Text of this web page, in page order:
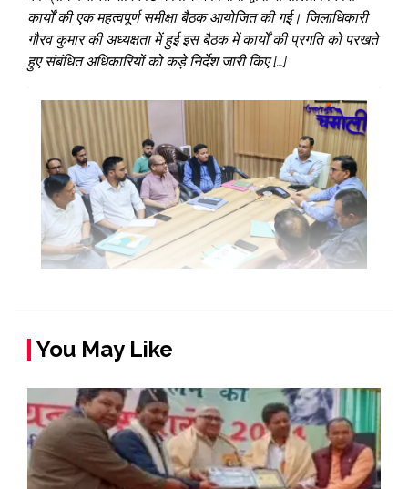
कार्यों की एक महत्वपूर्ण समीक्षा बैठक आयोजित की गई। जिलाधिकारी
गौरव कुमार की अध्यक्षता में हुई इस बैठक में कार्यों की प्रगति को परखते
हुए संबंधित अधिकारियों को कड़े निर्देश जारी किए […]
You May Like